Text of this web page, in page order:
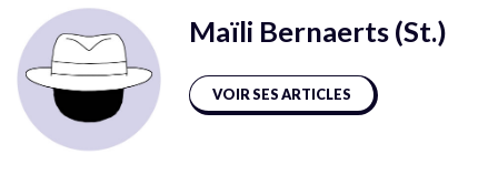
Maïli Bernaerts (St.)
VOIR SES ARTICLES